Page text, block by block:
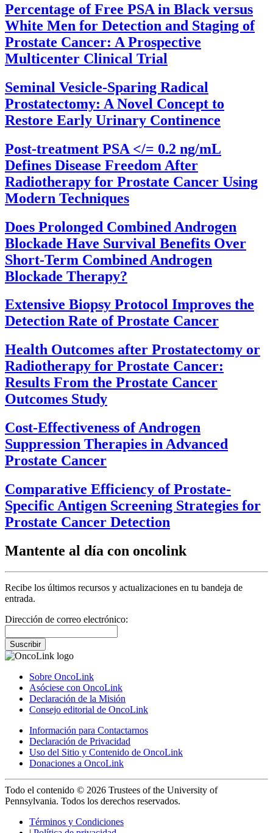
Percentage of Free PSA in Black versus
White Men for Detection and Staging of
Prostate Cancer: A Prospective
Multicenter Clinical Trial
Seminal Vesicle-Sparing Radical
Prostatectomy: A Novel Concept to
Restore Early Urinary Continence
Post-treatment PSA </= 0.2 ng/mL
Defines Disease Freedom After
Radiotherapy for Prostate Cancer Using
Modern Techniques
Does Prolonged Combined Androgen
Blockade Have Survival Benefits Over
Short-Term Combined Androgen
Blockade Therapy?
Extensive Biopsy Protocol Improves the
Detection Rate of Prostate Cancer
Health Outcomes after Prostatectomy or
Radiotherapy for Prostate Cancer:
Results From the Prostate Cancer
Outcomes Study
Cost-Effectiveness of Androgen
Suppression Therapies in Advanced
Prostate Cancer
Comparative Efficiency of Prostate-
Specific Antigen Screening Strategies for
Prostate Cancer Detection
Mantente al día con oncolink
Recibe los últimos recursos y actualizaciones en tu bandeja de
entrada.
Dirección de correo electrónico:
Suscribir
Sobre OncoLink
Asóciese con OncoLink
Declaración de la Misión
Consejo editorial de OncoLink
Información para Contactarnos
Declaración de Privacidad
Uso del Sitio y Contenido de OncoLink
Donaciones a OncoLink
Todo el contenido © 2026 Trustees of the University of
Pennsylvania. Todos los derechos reservados.
Términos y Condiciones